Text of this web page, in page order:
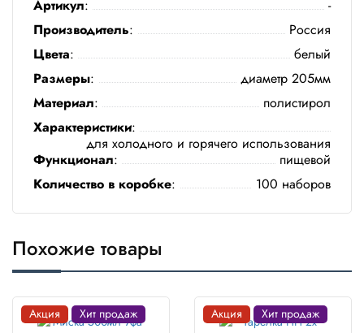
коврики
Товары
для
уборки
Салфетки
Полотенца
бумага
Все для
хранения и
Сумки
Артикул:
-
Производитель:
Россия
Цвета:
белый
Размеры:
диаметр 205мм
Материал:
полистирол
Характеристики:
для холодного и горячего использования
Функционал:
пищевой
Количество в коробке: 100 наборов
Похожие товары
Акция Хит продаж Акция Хит продаж